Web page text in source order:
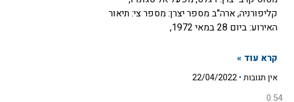
קליפורניה, ארה"ב מספר יצרן: מספר צי: תיאור
האירוע: ביום 28 במאי 1972,
קרא עוד »
אין תגובות